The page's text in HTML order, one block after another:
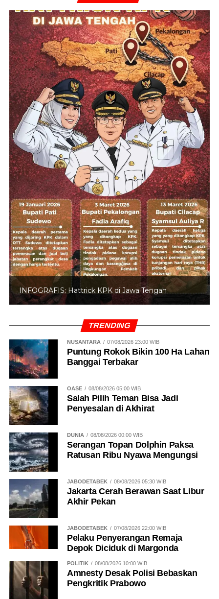
RELATED TOPICS: KEKERASAN
KEKERASAN APARAT
OKNUM BRIMOB
POLISI TEWAS TUAL
UP NEXT
Jalur Jonggol Layak Dilalui Saat Mudik Lebaran
2026
DON'T MISS
Oknum Brimob Penganiaya Anak Hingga
Meninggal Dunia, Ditetapkan Sebagai Tersangka
INFOGRAFIS: Hattrick KPK di Jawa Tengah
TRENDING
NUSANTARA 07/08/2026 23:00 WIB
Puntung Rokok Bikin 100 Ha Lahan
Banggai Terbakar
OASE 08/08/2026 05:00 WIB
Salah Pilih Teman Bisa Jadi
Penyesalan di Akhirat
DUNIA 08/08/2026 00:00 WIB
Serangan Topan Dolphin Paksa
Ratusan Ribu Nyawa Mengungsi
JABODETABEK 08/08/2026 05:30 WIB
Jakarta Cerah Berawan Saat Libur
Akhir Pekan
JABODETABEK 07/08/2026 22:00 WIB
Pelaku Penyerangan Remaja
Depok Diciduk di Margonda
POLITIK 08/08/2026 10:00 WIB
Amnesty Desak Polisi Bebaskan
Pengkritik Prabowo